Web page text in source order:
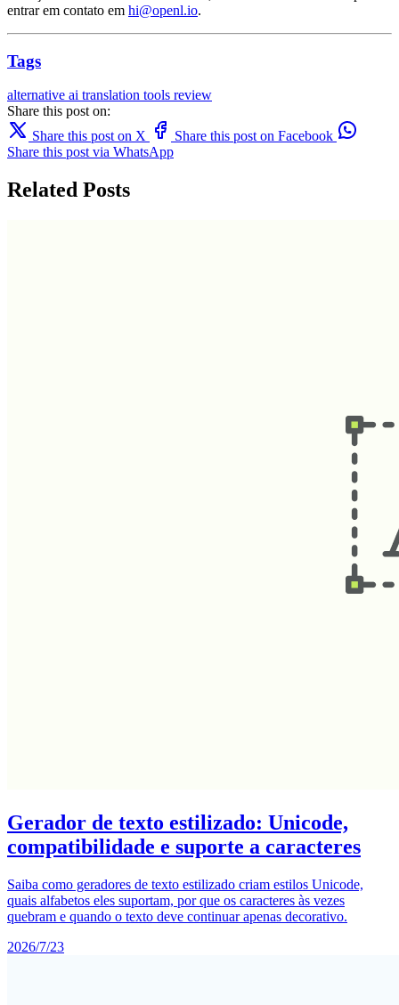
entrar em contato em hi@openl.io.
Tags
alternative ai translation tools review
Share this post on:
Share this post on X
Share this post on Facebook
Share this post via WhatsApp
Related Posts
Gerador de texto estilizado: Unicode,
compatibilidade e suporte a caracteres
Saiba como geradores de texto estilizado criam estilos Unicode,
quais alfabetos eles suportam, por que os caracteres às vezes
quebram e quando o texto deve continuar apenas decorativo.
2026/7/23